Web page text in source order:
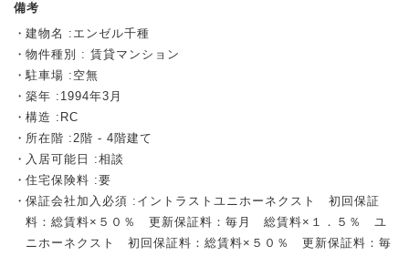
備考
建物名 :エンゼル千種
物件種別 : 賃貸マンション
駐車場 :空無
築年 :1994年3月
構造 :RC
所在階 :2階 - 4階建て
入居可能日 :相談
住宅保険料 :要
保証会社加入必須 :イントラストユニホーネクスト 初回保証
料：総賃料×５０％ 更新保証料：毎月 総賃料×１．５％ ユ
ニホーネクスト 初回保証料：総賃料×５０％ 更新保証料：毎